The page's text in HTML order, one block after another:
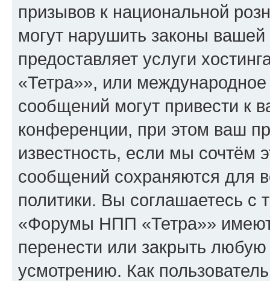
призывов к национальной
могут нарушить законы
предоставляет услуги
«Тетра»», или
сообщений могут привести к
конференции, при этом ваш
известность, если мы сочтём
сообщений сохраняются для
политики. Вы соглашаетесь
«Форумы НПП «Тетра»» имеют
перенести или закрыть
усмотрению. Как